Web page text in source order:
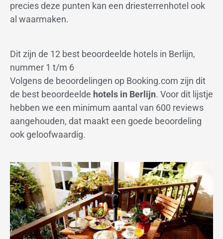
precies deze punten kan een driesterrenhotel ook
al waarmaken.
Dit zijn de 12 best beoordeelde hotels in Berlijn,
nummer 1 t/m 6
Volgens de beoordelingen op Booking.com zijn dit
de best beoordeelde hotels in Berlijn. Voor dit lijstje
hebben we een minimum aantal van 600 reviews
aangehouden, dat maakt een goede beoordeling
ook geloofwaardig.